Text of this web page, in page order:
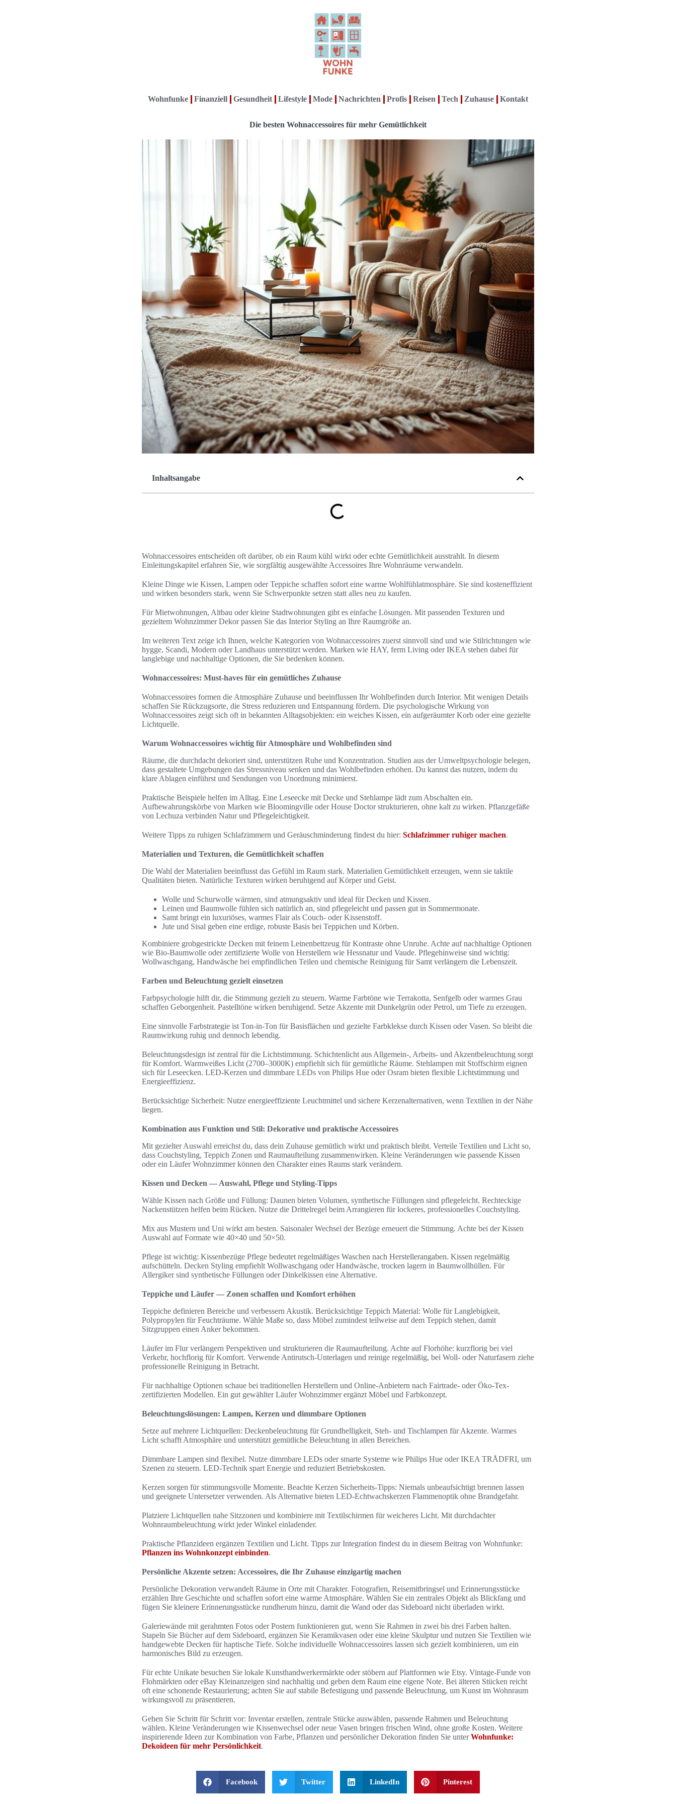
Wohnfunke Finanziell Gesundheit Lifestyle Mode Nachrichten Profis Reisen Tech Zuhause Kontakt
Die besten Wohnaccessoires für mehr Gemütlichkeit
Inhaltsangabe
Wohnaccessoires entscheiden oft darüber, ob ein Raum kühl wirkt oder echte Gemütlichkeit ausstrahlt. In diesem
Einleitungskapitel erfahren Sie, wie sorgfältig ausgewählte Accessoires Ihre Wohnräume verwandeln.
Kleine Dinge wie Kissen, Lampen oder Teppiche schaffen sofort eine warme Wohlfühlatmosphäre. Sie sind kosteneffizient
und wirken besonders stark, wenn Sie Schwerpunkte setzen statt alles neu zu kaufen.
Für Mietwohnungen, Altbau oder kleine Stadtwohnungen gibt es einfache Lösungen. Mit passenden Texturen und
gezieltem Wohnzimmer Dekor passen Sie das Interior Styling an Ihre Raumgröße an.
Im weiteren Text zeige ich Ihnen, welche Kategorien von Wohnaccessoires zuerst sinnvoll sind und wie Stilrichtungen wie
hygge, Scandi, Modern oder Landhaus unterstützt werden. Marken wie HAY, ferm Living oder IKEA stehen dabei für
langlebige und nachhaltige Optionen, die Sie bedenken können.
Wohnaccessoires: Must-haves für ein gemütliches Zuhause
Wohnaccessoires formen die Atmosphäre Zuhause und beeinflussen Ihr Wohlbefinden durch Interior. Mit wenigen Details
schaffen Sie Rückzugsorte, die Stress reduzieren und Entspannung fördern. Die psychologische Wirkung von
Wohnaccessoires zeigt sich oft in bekannten Alltagsobjekten: ein weiches Kissen, ein aufgeräumter Korb oder eine gezielte
Lichtquelle.
Warum Wohnaccessoires wichtig für Atmosphäre und Wohlbefinden sind
Räume, die durchdacht dekoriert sind, unterstützen Ruhe und Konzentration. Studien aus der Umweltpsychologie belegen,
dass gestaltete Umgebungen das Stressniveau senken und das Wohlbefinden erhöhen. Du kannst das nutzen, indem du
klare Ablagen einführst und Sendungen von Unordnung minimierst.
Praktische Beispiele helfen im Alltag. Eine Leseecke mit Decke und Stehlampe lädt zum Abschalten ein.
Aufbewahrungskörbe von Marken wie Bloomingville oder House Doctor strukturieren, ohne kalt zu wirken. Pflanzgefäße
von Lechuza verbinden Natur und Pflegeleichtigkeit.
Weitere Tipps zu ruhigen Schlafzimmern und Geräuschminderung findest du hier: Schlafzimmer ruhiger machen.
Materialien und Texturen, die Gemütlichkeit schaffen
Die Wahl der Materialien beeinflusst das Gefühl im Raum stark. Materialien Gemütlichkeit erzeugen, wenn sie taktile
Qualitäten bieten. Natürliche Texturen wirken beruhigend auf Körper und Geist.
Wolle und Schurwolle wärmen, sind atmungsaktiv und ideal für Decken und Kissen.
Leinen und Baumwolle fühlen sich natürlich an, sind pflegeleicht und passen gut in Sommermonate.
Samt bringt ein luxuriöses, warmes Flair als Couch- oder Kissenstoff.
Jute und Sisal geben eine erdige, robuste Basis bei Teppichen und Körben.
Kombiniere grobgestrickte Decken mit feinem Leinenbettzeug für Kontraste ohne Unruhe. Achte auf nachhaltige Optionen
wie Bio-Baumwolle oder zertifizierte Wolle von Herstellern wie Hessnatur und Vaude. Pflegehinweise sind wichtig:
Wollwaschgang, Handwäsche bei empfindlichen Teilen und chemische Reinigung für Samt verlängern die Lebenszeit.
Farben und Beleuchtung gezielt einsetzen
Farbpsychologie hilft dir, die Stimmung gezielt zu steuern. Warme Farbtöne wie Terrakotta, Senfgelb oder warmes Grau
schaffen Geborgenheit. Pastelltöne wirken beruhigend. Setze Akzente mit Dunkelgrün oder Petrol, um Tiefe zu erzeugen.
Eine sinnvolle Farbstrategie ist Ton-in-Ton für Basisflächen und gezielte Farbklekse durch Kissen oder Vasen. So bleibt die
Raumwirkung ruhig und dennoch lebendig.
Beleuchtungsdesign ist zentral für die Lichtstimmung. Schichtenlicht aus Allgemein-, Arbeits- und Akzentbeleuchtung sorgt
für Komfort. Warmweißes Licht (2700–3000K) empfiehlt sich für gemütliche Räume. Stehlampen mit Stoffschirm eignen
sich für Leseecken. LED-Kerzen und dimmbare LEDs von Philips Hue oder Osram bieten flexible Lichtstimmung und
Energieeffizienz.
Berücksichtige Sicherheit: Nutze energieeffiziente Leuchtmittel und sichere Kerzenalternativen, wenn Textilien in der Nähe
liegen.
Kombination aus Funktion und Stil: Dekorative und praktische Accessoires
Mit gezielter Auswahl erreichst du, dass dein Zuhause gemütlich wirkt und praktisch bleibt. Verteile Textilien und Licht so,
dass Couchstyling, Teppich Zonen und Raumaufteilung zusammenwirken. Kleine Veränderungen wie passende Kissen
oder ein Läufer Wohnzimmer können den Charakter eines Raums stark verändern.
Kissen und Decken — Auswahl, Pflege und Styling-Tipps
Wähle Kissen nach Größe und Füllung: Daunen bieten Volumen, synthetische Füllungen sind pflegeleicht. Rechteckige
Nackenstützen helfen beim Rücken. Nutze die Drittelregel beim Arrangieren für lockeres, professionelles Couchstyling.
Mix aus Mustern und Uni wirkt am besten. Saisonaler Wechsel der Bezüge erneuert die Stimmung. Achte bei der Kissen
Auswahl auf Formate wie 40×40 und 50×50.
Pflege ist wichtig: Kissenbezüge Pflege bedeutet regelmäßiges Waschen nach Herstellerangaben. Kissen regelmäßig
aufschütteln. Decken Styling empfiehlt Wollwaschgang oder Handwäsche, trocken lagern in Baumwollhüllen. Für
Allergiker sind synthetische Füllungen oder Dinkelkissen eine Alternative.
Teppiche und Läufer — Zonen schaffen und Komfort erhöhen
Teppiche definieren Bereiche und verbessern Akustik. Berücksichtige Teppich Material: Wolle für Langlebigkeit,
Polypropylen für Feuchträume. Wähle Maße so, dass Möbel zumindest teilweise auf dem Teppich stehen, damit
Sitzgruppen einen Anker bekommen.
Läufer im Flur verlängern Perspektiven und strukturieren die Raumaufteilung. Achte auf Florhöhe: kurzflorig bei viel
Verkehr, hochflorig für Komfort. Verwende Antirutsch-Unterlagen und reinige regelmäßig, bei Woll- oder Naturfasern ziehe
professionelle Reinigung in Betracht.
Für nachhaltige Optionen schaue bei traditionellen Herstellern und Online-Anbietern nach Fairtrade- oder Öko-Tex-
zertifizierten Modellen. Ein gut gewählter Läufer Wohnzimmer ergänzt Möbel und Farbkonzept.
Beleuchtungslösungen: Lampen, Kerzen und dimmbare Optionen
Setze auf mehrere Lichtquellen: Deckenbeleuchtung für Grundhelligkeit, Steh- und Tischlampen für Akzente. Warmes
Licht schafft Atmosphäre und unterstützt gemütliche Beleuchtung in allen Bereichen.
Dimmbare Lampen sind flexibel. Nutze dimmbare LEDs oder smarte Systeme wie Philips Hue oder IKEA TRÅDFRI, um
Szenen zu steuern. LED-Technik spart Energie und reduziert Betriebskosten.
Kerzen sorgen für stimmungsvolle Momente. Beachte Kerzen Sicherheits-Tipps: Niemals unbeaufsichtigt brennen lassen
und geeignete Untersetzer verwenden. Als Alternative bieten LED-Echtwachskerzen Flammenoptik ohne Brandgefahr.
Platziere Lichtquellen nahe Sitzzonen und kombiniere mit Textilschirmen für weicheres Licht. Mit durchdachter
Wohnraumbeleuchtung wirkt jeder Winkel einladender.
Praktische Pflanzideen ergänzen Textilien und Licht. Tipps zur Integration findest du in diesem Beitrag von Wohnfunke:
Pflanzen ins Wohnkonzept einbinden.
Persönliche Akzente setzen: Accessoires, die Ihr Zuhause einzigartig machen
Persönliche Dekoration verwandelt Räume in Orte mit Charakter. Fotografien, Reisemitbringsel und Erinnerungsstücke
erzählen Ihre Geschichte und schaffen sofort eine warme Atmosphäre. Wählen Sie ein zentrales Objekt als Blickfang und
fügen Sie kleinere Erinnerungsstücke rundherum hinzu, damit die Wand oder das Sideboard nicht überladen wirkt.
Galeriewände mit gerahmten Fotos oder Postern funktionieren gut, wenn Sie Rahmen in zwei bis drei Farben halten.
Stapeln Sie Bücher auf dem Sideboard, ergänzen Sie Keramikvasen oder eine kleine Skulptur und nutzen Sie Textilien wie
handgewebte Decken für haptische Tiefe. Solche individuelle Wohnaccessoires lassen sich gezielt kombinieren, um ein
harmonisches Bild zu erzeugen.
Für echte Unikate besuchen Sie lokale Kunsthandwerkermärkte oder stöbern auf Plattformen wie Etsy. Vintage-Funde von
Flohmärkten oder eBay Kleinanzeigen sind nachhaltig und geben dem Raum eine eigene Note. Bei älteren Stücken reicht
oft eine schonende Restaurierung; achten Sie auf stabile Befestigung und passende Beleuchtung, um Kunst im Wohnraum
wirkungsvoll zu präsentieren.
Gehen Sie Schritt für Schritt vor: Inventar erstellen, zentrale Stücke auswählen, passende Rahmen und Beleuchtung
wählen. Kleine Veränderungen wie Kissenwechsel oder neue Vasen bringen frischen Wind, ohne große Kosten. Weitere
inspirierende Ideen zur Kombination von Farbe, Pflanzen und persönlicher Dekoration finden Sie unterWohnfunke:
Dekoideen für mehr Persönlichkeit.
Facebook Twitter LinkedIn Pinterest